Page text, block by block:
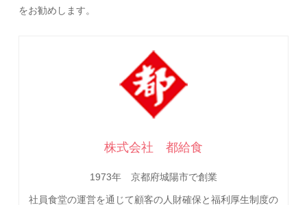
をお勧めします。
株式会社 都給食
1973年 京都府城陽市で創業
社員食堂の運営を通じて顧客の人財確保と福利厚生制度の